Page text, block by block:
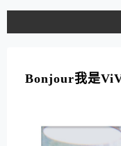
Bonjour我是